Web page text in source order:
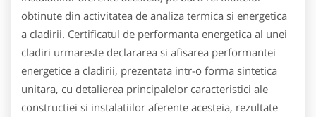
obtinute din activitatea de analiza termica si energetica
a cladirii. Certificatul de performanta energetica al unei
cladiri urmareste declararea si afisarea performantei
energetice a cladirii, prezentata intr-o forma sintetica
unitara, cu detalierea principalelor caracteristici ale
constructiei si instalatiilor aferente acesteia, rezultate